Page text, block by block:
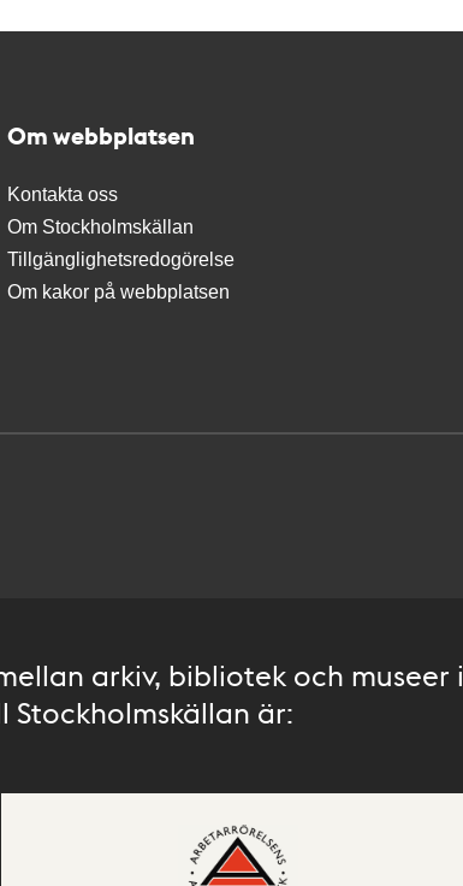
Om webbplatsen
Kontakta oss
Om Stockholmskällan
Tillgänglighetsredogörelse
Om kakor på webbplatsen
arkiv, bibliotek och museer i
är: